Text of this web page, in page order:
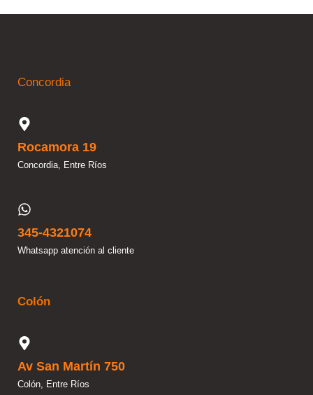
Concordia
Rocamora 19
Concordia, Entre Ríos
345-4321074
Whatsapp atención al cliente
Colón
Av San Martín 750
Colón, Entre Ríos